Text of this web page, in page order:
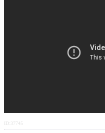
ID:37745